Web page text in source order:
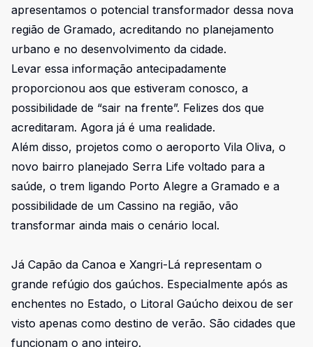
apresentamos o potencial transformador dessa nova
região de Gramado, acreditando no planejamento
urbano e no desenvolvimento da cidade.
Levar essa informação antecipadamente
proporcionou aos que estiveram conosco, a
possibilidade de “sair na frente”. Felizes dos que
acreditaram. Agora já é uma realidade.
Além disso, projetos como o aeroporto Vila Oliva, o
novo bairro planejado Serra Life voltado para a
saúde, o trem ligando Porto Alegre a Gramado e a
possibilidade de um Cassino na região, vão
transformar ainda mais o cenário local.
Já Capão da Canoa e Xangri-Lá representam o
grande refúgio dos gaúchos. Especialmente após as
enchentes no Estado, o Litoral Gaúcho deixou de ser
visto apenas como destino de verão. São cidades que
funcionam o ano inteiro.